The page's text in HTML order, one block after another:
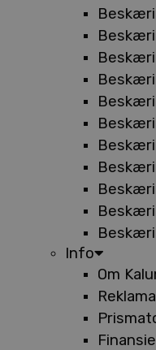
Info
Om